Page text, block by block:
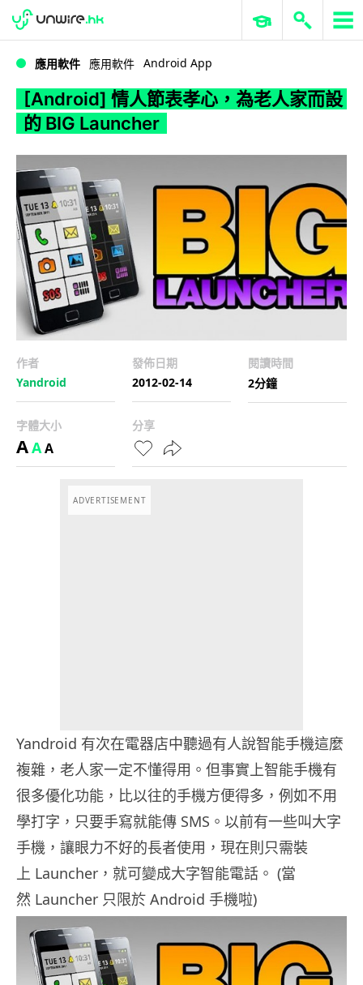
WWDC 2026 ERP 與商業 AI
應用軟件 應用軟件 Android App
[Android] 情人節表孝心，為老人家而設
的 BIG Launcher
作者
Yandroid
發佈日期
2012-02-14
閱讀時間
2分鐘
字體大小
AAA
分享
ADVERTISEMENT
Yandroid 有次在電器店中聽過有人說智能手機這麼
複雜，老人家一定不懂得用。但事實上智能手機有
很多優化功能，比以往的手機方便得多，例如不用
學打字，只要手寫就能傳 SMS。以前有一些叫大字
手機，讓眼力不好的長者使用，現在則只需裝
上 Launcher，就可變成大字智能電話。 (當
然 Launcher 只限於 Android 手機啦)